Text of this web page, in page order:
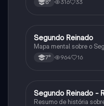
Cultura, Conflitos e
8° 316 33
SHistória
Segundo Reinado
Mapa mental sobre o
7° 964 16
SHistória
Segundo Reinado -
Resumo de história